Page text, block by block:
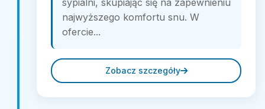
sypialni, skupiając się na zapewnieniu
najwyższego komfortu snu. W
ofercie...
Zobacz szczegóły